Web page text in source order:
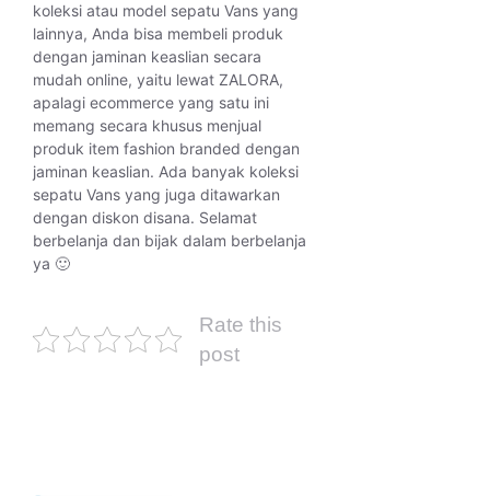
koleksi atau model sepatu Vans yang
lainnya, Anda bisa membeli produk
dengan jaminan keaslian secara
mudah online, yaitu lewat ZALORA,
apalagi ecommerce yang satu ini
memang secara khusus menjual
produk item fashion branded dengan
jaminan keaslian. Ada banyak koleksi
sepatu Vans yang juga ditawarkan
dengan diskon disana. Selamat
berbelanja dan bijak dalam berbelanja
ya 🙂
Rate this
post